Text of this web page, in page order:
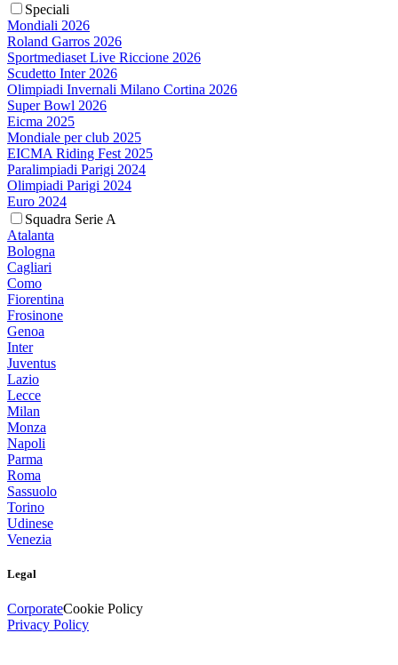
Speciali
Mondiali 2026
Roland Garros 2026
Sportmediaset Live Riccione 2026
Scudetto Inter 2026
Olimpiadi Invernali Milano Cortina 2026
Super Bowl 2026
Eicma 2025
Mondiale per club 2025
EICMA Riding Fest 2025
Paralimpiadi Parigi 2024
Olimpiadi Parigi 2024
Euro 2024
Squadra Serie A
Atalanta
Bologna
Cagliari
Como
Fiorentina
Frosinone
Genoa
Inter
Juventus
Lazio
Lecce
Milan
Monza
Napoli
Parma
Roma
Sassuolo
Torino
Udinese
Venezia
Legal
CorporateCookie Policy
Privacy Policy